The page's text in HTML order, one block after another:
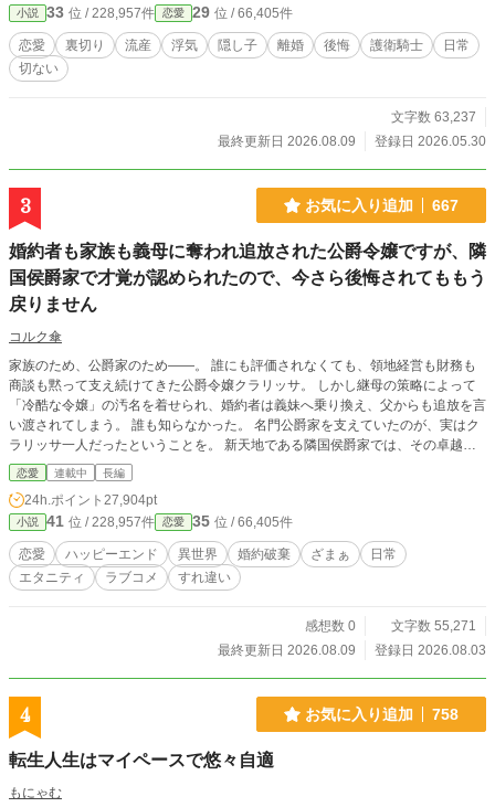
小説 33 位 / 228,957件 恋愛 29 位 / 66,405件
恋愛 裏切り 流産 浮気 隠し子 離婚 後悔 護衛騎士
日常
切ない
文字数 63,237
最終更新日 2026.08.09
登録日 2026.05.30
3 お気に入り追加 667
婚約者も家族も義母に奪われ追放された公爵令嬢ですが、隣
国侯爵家で才覚が認められたので、今さら後悔されてももう
戻りません
コルク傘
家族のため、公爵家のため――。 誰にも評価されなくても、領地経営も財務も
商談も黙って支え続けてきた公爵令嬢クラリッサ。 しかし継母の策略によって
「冷酷な令嬢」の汚名を着せられ、婚約者は義妹へ乗り換え、父からも追放を言
い渡されてしまう。 誰も知らなかった。 名門公爵家を支えていたのが、実はク
ラリッサ一人だったということを。 新天地である隣国侯爵家では、その卓越し
た商才と交渉力を正当に評価され、領地改革や事業を次々と成功へ導くクラリッ
サ。 やがて冷静で誠実な侯爵レオンハルトにも大切に想われ、初めて「必要と
される幸せ」を知っていく。 一方、彼女を失った公爵家では経営も人心も崩
壊。 義母は社交界から見放され、義妹は栄光を失い、元婚約者はようやく自分
が捨てたものの大きさに気づくが――。 「あなたが必要だったのは、私ではな
く私の仕事でしょう？」 もう遅い。 これは、すべてを奪われた令嬢が、自らの
教養・商才・人脈だけで幸せを掴み、彼女を見下した者たちが"後悔"という最大
恋愛 連載中 長編
24h.ポイント 27,904pt
小説 41 位 / 228,957件 恋愛 35 位 / 66,405件
恋愛 ハッピーエンド 異世界 婚約破棄 ざまぁ
日常
エタニティ
ラブコメ すれ違い
感想数 0
文字数 55,271
最終更新日 2026.08.09
登録日 2026.08.03
4 お気に入り追加 758
転生人生はマイペースで悠々自適
もにゃむ